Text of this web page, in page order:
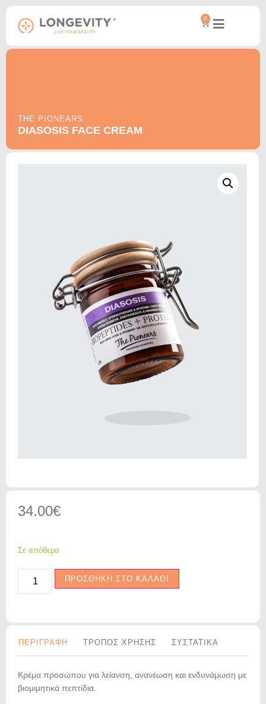
0
THE PIONEARS
DIASOSIS FACE CREAM
34.00€
Σε απόθεμα
ΠΡΟΣΘΗΚΗ ΣΤΟ ΚΑΛΑΘΙ
ΠΕΡΙΓΡΑΦΗ ΤΡΟΠΟΣ ΧΡΗΣΗΣ ΣΥΣΤΑΤΙΚΑ
Κρέμα προσώπου για λείανση, ανανέωση και ενδυνάμωση με
βιομιμητικά πεπτίδια.